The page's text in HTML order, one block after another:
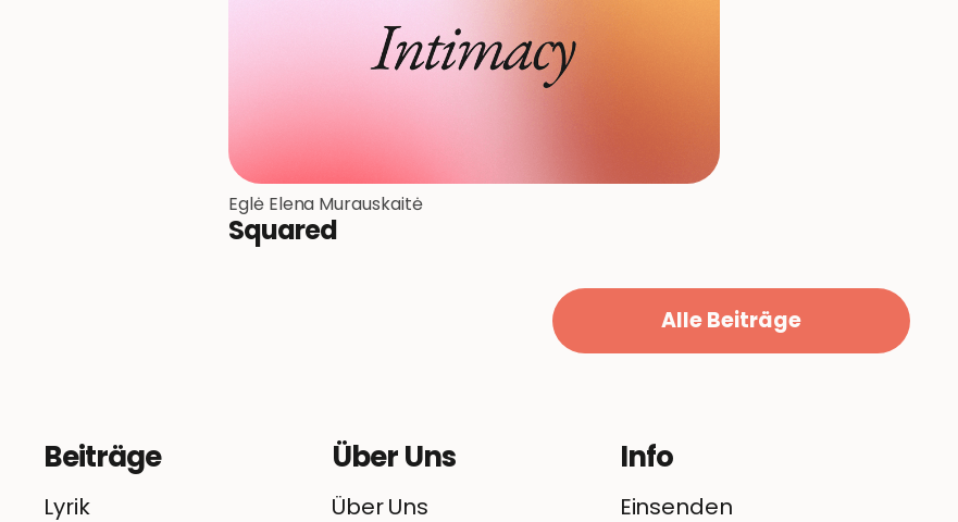
Eglė Elena Murauskaitė
Squared
Alle Beiträge
Beiträge
Lyrik
Über Uns
Über Uns
Info
Einsenden